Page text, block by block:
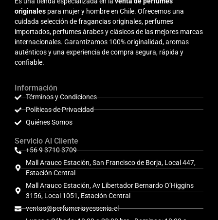
originales para mujer y hombre en Chile. Ofrecemos una
cuidada selección de fragancias originales, perfumes
importados, perfumes árabes y clásicos de las mejores marcas
internacionales. Garantizamos 100% originalidad, aromas
auténticos y una experiencia de compra segura, rápida y
confiable.
Información
Términos y Condiciones
Políticas de Privacidad
Quiénes Somos
Servicio Al Cliente
+56 9 3710 3709
Mall Arauco Estación, San Francisco de Borja, Local 447,
Estación Central
Mall Arauco Estación, Av Libertador Bernardo O’Higgins
3156, Local 1051, Estación Central
ventas@perfumeriayessenia.cl